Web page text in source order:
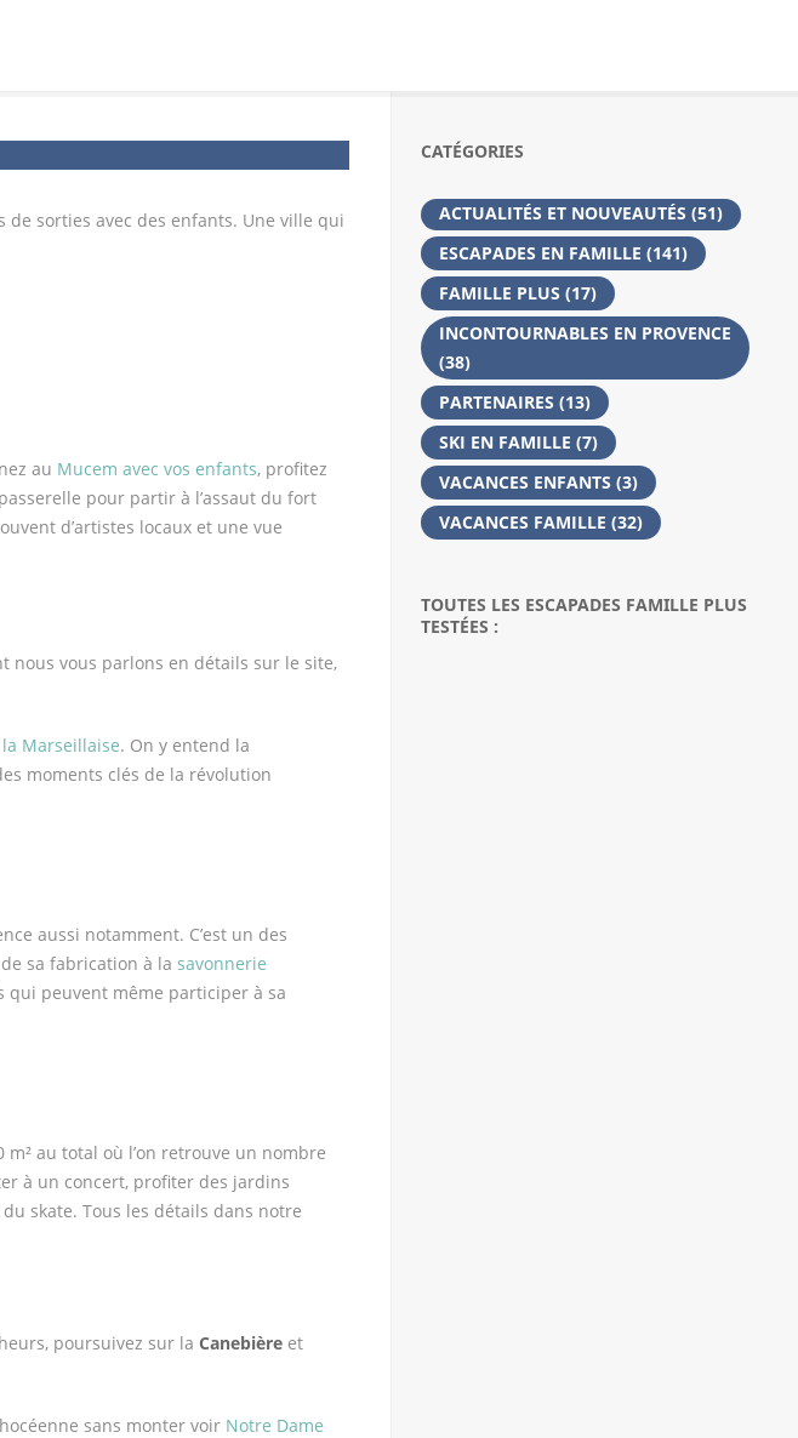
sorties avec des enfants. Une ville qui
au Mucem avec vos enfants, profitez
pour partir à l’assaut du fort
d’artistes locaux et une vue
nous vous parlons en détails sur le site,
Marseillaise. On y entend la
moments clés de la révolution
aussi notamment. C’est un des
sa fabrication à la savonnerie
qui peuvent même participer à sa
m² au total où l’on retrouve un nombre
à un concert, profiter des jardins
skate. Tous les détails dans notre
poursuivez sur la Canebière et
sans monter voir Notre Dame
CATÉGORIES
ACTUALITÉS ET NOUVEAUTÉS (51)
ESCAPADES EN FAMILLE (141)
FAMILLE PLUS (17)
INCONTOURNABLES EN PROVENCE
(38)
PARTENAIRES (13)
SKI EN FAMILLE (7)
VACANCES ENFANTS (3)
VACANCES FAMILLE (32)
TOUTES LES ESCAPADES FAMILLE PLUS
TESTÉES :